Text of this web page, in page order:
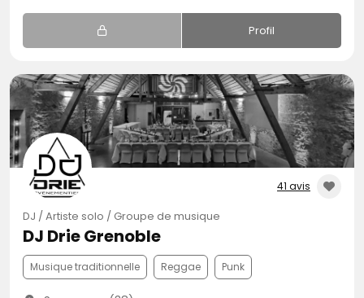
Profil
41 avis
DJ / Artiste solo / Groupe de musique
DJ Drie Grenoble
Musique traditionnelle Reggae Punk